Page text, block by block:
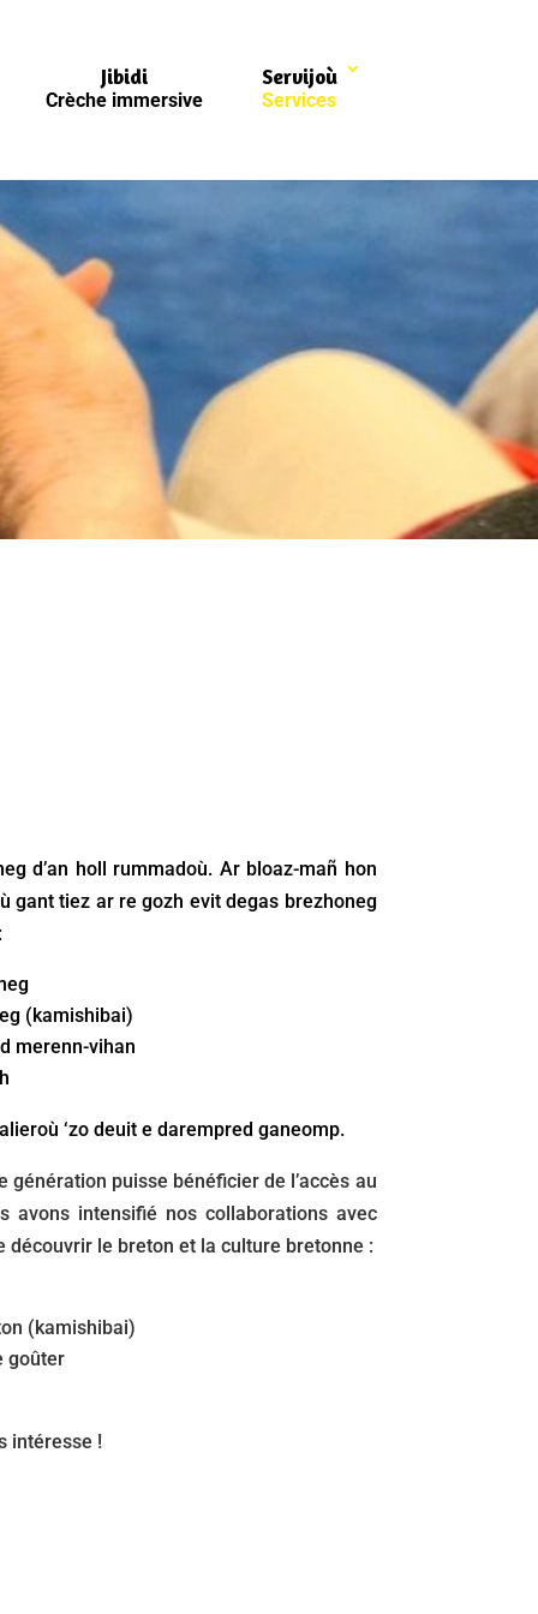
Jibidi
Crèche immersive
Servijoù
Services
d’an holl rummadoù. Ar bloaz-mañ hon
gant tiez ar re gozh evit degas brezhoneg
(kamishibai)
merenn-vihan
‘zo deuit e darempred ganeomp.
puisse bénéficier de l’accès au
avons intensifié nos collaborations avec
découvrir le breton et la culture bretonne :
(kamishibai)
goûter
intéresse !